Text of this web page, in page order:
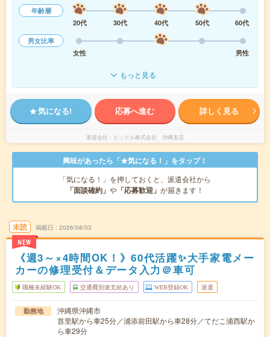
年齢層
20代
30代 40代 50代
60代
男女比率
女性
男性
もっと見る
気になる! 応募へ進む 詳しく見る
派遣会社 ピックル株式会社 沖縄支店
興味があったら「★気になる！」をタップ！
「気になる！」を押しておくと、派遣会社から
「面談確約」 や 「応募歓迎」 が届きます！
未読
NEW
掲載日 2026/08/03
《週3～×4時間OK！》60代活躍✨大手家電メー
カーの修理受付＆データ入力＠車可
職種未経験OK 交通費別途支給あり WEB登録OK 派遣
勤務地
沖縄県沖縄市
首里駅から車25分／浦添前田駅から車28分／てだこ浦西駅か
ら車29分